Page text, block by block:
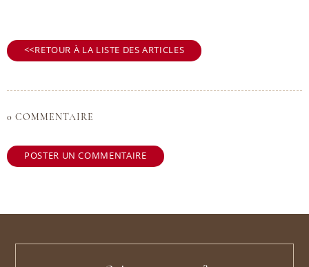
RETOUR À LA LISTE DES ARTICLES
0 COMMENTAIRE
POSTER UN COMMENTAIRE